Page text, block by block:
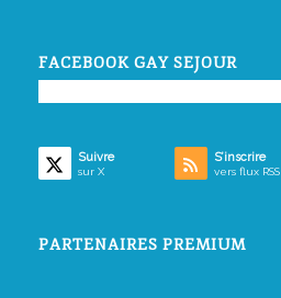
FACEBOOK GAY SEJOUR
Suivre
sur X
S’inscrire
vers flux RSS
PARTENAIRES PREMIUM